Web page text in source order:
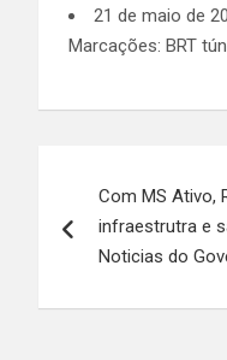
21 de maio de
Marcações: BRT
de
Post
Com MS Ativo,
infraestrutra e
Noticias do